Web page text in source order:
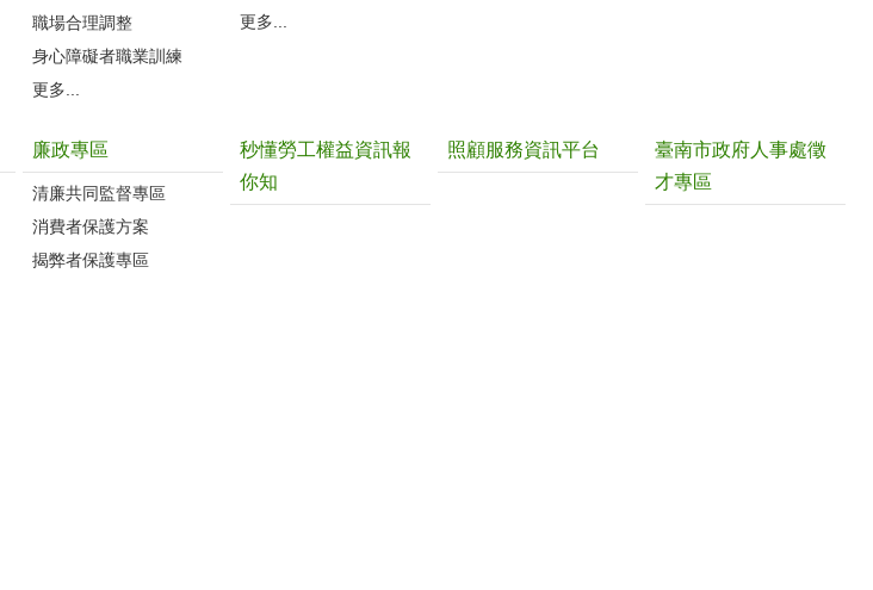
職場合理調整
身心障礙者職業訓練
更多...
更多...
廉政專區
清廉共同監督專區
消費者保護方案
揭弊者保護專區
秒懂勞工權益資訊報
你知
照顧服務資訊平台
臺南市政府人事處徵
才專區